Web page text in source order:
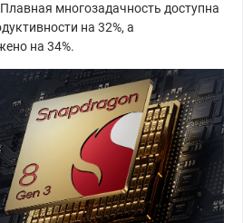
многозадачность доступна
на 32%, а
на 34%.